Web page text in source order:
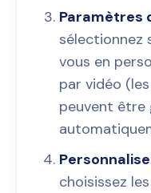
Paramètres
sélectionnez
vous en
par vidéo
peuvent être
choisissez